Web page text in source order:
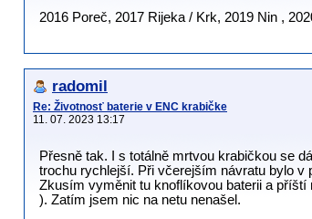
2016 Poreč, 2017 Rijeka / Krk, 2019 Nin ,
radomil
Re: Životnosť baterie v ENC krabičke
11. 07. 2023 13:17
Přesně tak. I s totálně mrtvou krabičkou se
trochu rychlejší. Při včerejším návratu bylo v
Zkusím vyměnit tu knoflíkovou baterii a
). Zatím jsem nic na netu nenašel.